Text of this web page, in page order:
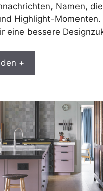
Namen,
Highlight-Momenten.
eine bessere
+